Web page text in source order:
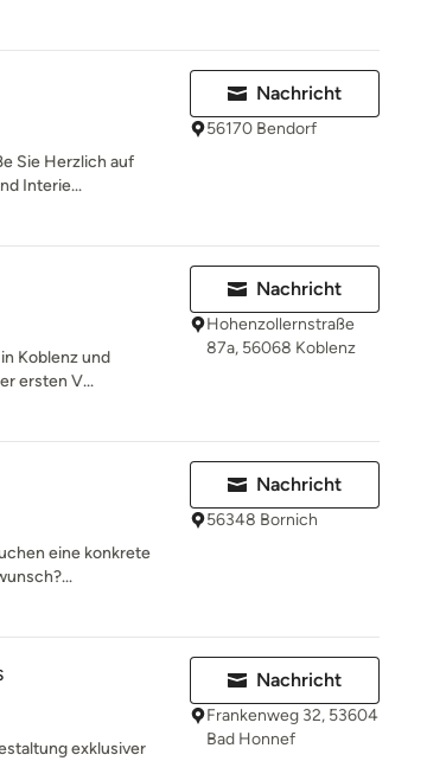
Sternen
Sie Herzlich auf
Interie...
Nachricht
56170 Bendorf
Koblenz und
ersten V...
Nachricht
Hohenzollernstraße
87a, 56068 Koblenz
eine konkrete
Nachricht
56348 Bornich
exklusiver
Nachricht
Frankenweg 32, 53604
Bad Honnef